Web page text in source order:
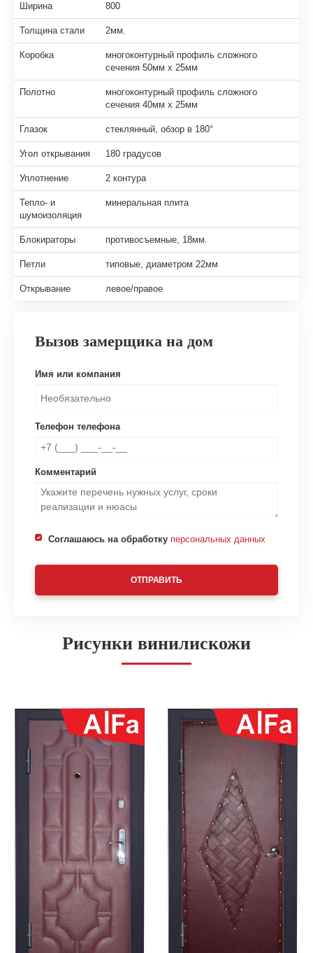
Ширина 800
Толщина стали 2мм.
Коробка
многоконтурный профиль сложного
сечения 50мм х 25мм
Полотно
многоконтурный профиль сложного
сечения 40мм х 25мм
Глазок стеклянный, обзор в 180°
Угол открывания 180 градусов
Уплотнение 2 контура
Тепло- и
шумоизоляция
минеральная плита
Блокираторы противосъемные, 18мм.
Петли типовые, диаметром 22мм
Открывание левое/правое
Вызов замерщика на дом
Имя или компания
Телефон телефона
Комментарий
Соглашаюсь на обработку персональных данных
ОТПРАВИТЬ
Рисунки винилискожи